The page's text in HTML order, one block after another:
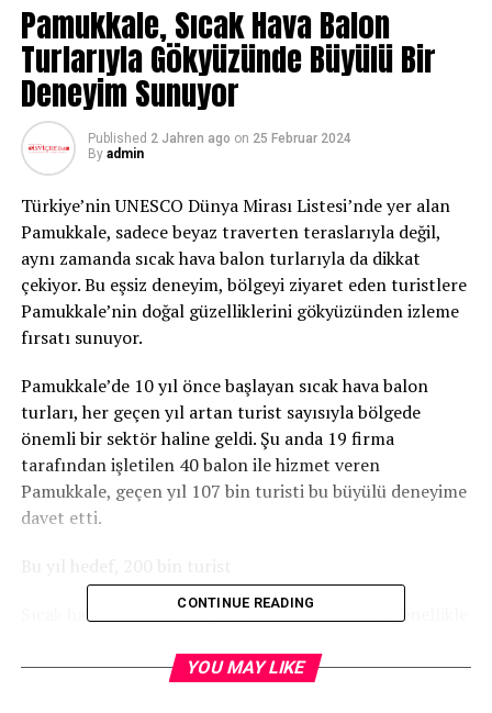
Pamukkale, Sıcak Hava Balon
Turlarıyla Gökyüzünde Büyülü Bir
Deneyim Sunuyor
Published 2 Jahren ago on 25 Februar 2024
By admin
Türkiye’nin UNESCO Dünya Mirası Listesi’nde yer alan
Pamukkale, sadece beyaz traverten teraslarıyla değil,
aynı zamanda sıcak hava balon turlarıyla da dikkat
çekiyor. Bu eşsiz deneyim, bölgeyi ziyaret eden turistlere
Pamukkale’nin doğal güzelliklerini gökyüzünden izleme
fırsatı sunuyor.
Pamukkale’de 10 yıl önce başlayan sıcak hava balon
turları, her geçen yıl artan turist sayısıyla bölgede
önemli bir sektör haline geldi. Şu anda 19 firma
tarafından işletilen 40 balon ile hizmet veren
Pamukkale, geçen yıl 107 bin turisti bu büyülü deneyime
davet etti.
Sıcak hava balonlarıyla gerçekleştirilen turlar, genellikle
bölgesinde belirlenen kalkış noktalarına gelerek renkli
CONTINUE READING
YOU MAY LIKE